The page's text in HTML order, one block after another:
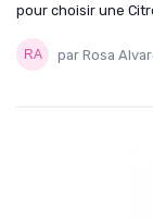
pour choisir une
par Rosa